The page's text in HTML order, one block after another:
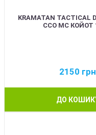
KRAMATAN TACTICAL
ССО МС КОЙОТ
2150 грн
ДО